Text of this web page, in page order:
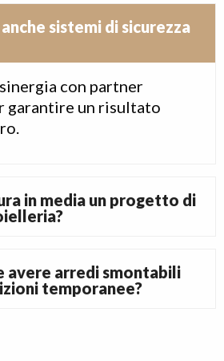
sistemi di sicurezza
con partner
garantire un risultato
in media un progetto di
avere arredi smontabili
temporanee?